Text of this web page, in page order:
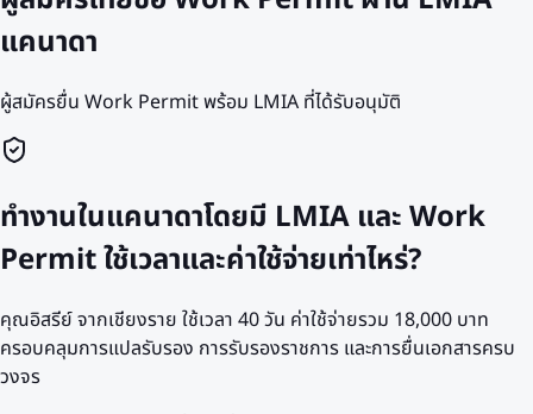
แคนาดา
ผู้สมัครยื่น Work Permit พร้อม LMIA ที่ได้รับอนุมัติ
ทำงานในแคนาดาโดยมี LMIA และ Work
Permit ใช้เวลาและค่าใช้จ่ายเท่าไหร่?
คุณอิสรีย์ จากเชียงราย ใช้เวลา 40 วัน ค่าใช้จ่ายรวม 18,000 บาท
ครอบคลุมการแปลรับรอง การรับรองราชการ และการยื่นเอกสารครบ
วงจร